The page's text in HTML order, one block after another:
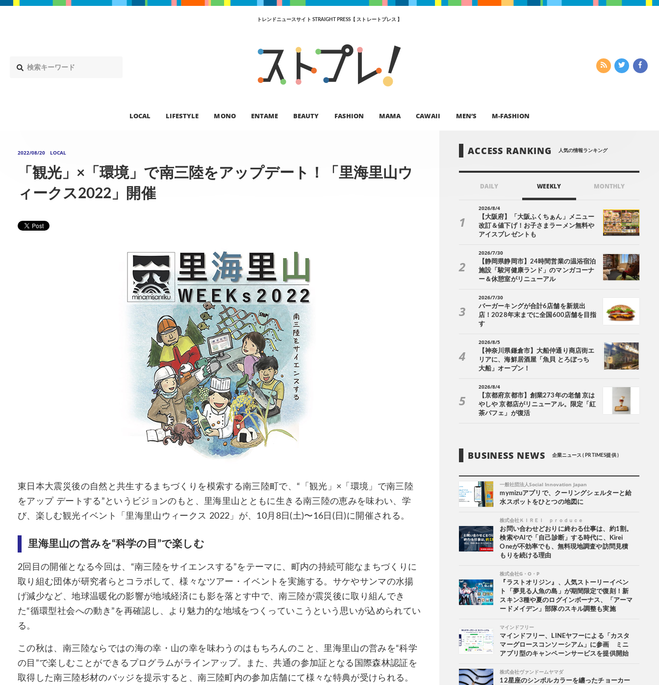
トレンドニュースサイト STRAIGHT PRESS【 ストレートプレス 】
LOCAL LIFESTYLE MONO ENTAME BEAUTY FASHION MAMA CAWAII MEN’S M-FASHION
2022/08/20 LOCAL
「観光」×「環境」で南三陸をアップデート！「里海里山ウ
ィークス2022」開催
東日本大震災後の自然と共生するまちづくりを模索する南三陸町で、“「観光」×「環境」で南三陸
をアップ デートする”というビジョンのもと、里海里山とともに生きる南三陸の恵みを味わい、学
び、楽しむ観光イベント「里海里山ウィークス 2022」が、10月8日(土)〜16日(日)に開催される。
里海里山の営みを“科学の目”で楽しむ
2回目の開催となる今回は、“南三陸をサイエンスする”をテーマに、町内の持続可能なまちづくりに
取り組む団体が研究者らとコラボして、様々なツアー・イベントを実施する。サケやサンマの水揚
げ減少など、地球温暖化の影響が地域経済にも影を落とす中で、南三陸が震災後に取り組んでき
た“循環型社会への動き”を再確認し、より魅力的な地域をつくっていこうという思いが込められてい
る。
この秋は、南三陸ならではの海の幸・山の幸を味わうのはもちろんのこと、里海里山の営みを“科学
の目”で楽しむことができるプログラムがラインアップ。また、共通の参加証となる国際森林認証を
取得した南三陸杉材のバッジを提示すると、南三陸町内の参加店舗にて様々な特典が受けられる。
ACCESS RANKING 人気の情報ランキング
DAILY WEEKLY MONTHLY
2026/8/4
【大阪府】「大阪ふくちぁん」メニュー
改訂＆値下げ！お子さまラーメン無料や
アイスプレゼントも
2026/7/30
【静岡県静岡市】24時間営業の温浴宿泊
施設「駿河健康ランド」のマンガコーナ
ー＆休憩室がリニューアル
2026/7/30
バーガーキングが合計6店舗を新規出
店！2028年末までに全国600店舗を目指
す
2026/8/5
【神奈川県鎌倉市】大船仲通り商店街エ
リアに、海鮮居酒屋「魚貝 とろぼっち
大船」オープン！
2026/8/4
【京都府京都市】創業273年の老舗 京は
やしや 京都店がリニューアル。限定「紅
茶パフェ」が復活
BUSINESS NEWS 企業ニュース ( PR TIMES提供 )
一般社団法人Social Innovation Japan
mymizuアプリで、クーリングシェルターと給
水スポットをひとつの地図に
株式会社ＫＩＲＥＩ ｐｒｏｄｕｃｅ
お問い合わせどおりに終わる仕事は、約1割。
検索やAIで「自己診断」する時代に、Kirei
Oneが不効率でも、無料現地調査や訪問見積
もりを続ける理由
株式会社G・O・P
『ラストオリジン』、人気ストーリーイベン
ト「夢見る人魚の島」が期間限定で復刻！新
スキン3種や夏のログインボーナス、「アーマ
ードメイデン」部隊のスキル調整も実施
マインドフリー
マインドフリー、LINEヤフーによる「カスタ
マーグロースコンソーシアム」に参画 ミニ
アプリ型のキャンペーンサービスを提供開始
株式会社ヴァンドームヤマダ
12星座のシンボルカラーを纏ったチョーカー